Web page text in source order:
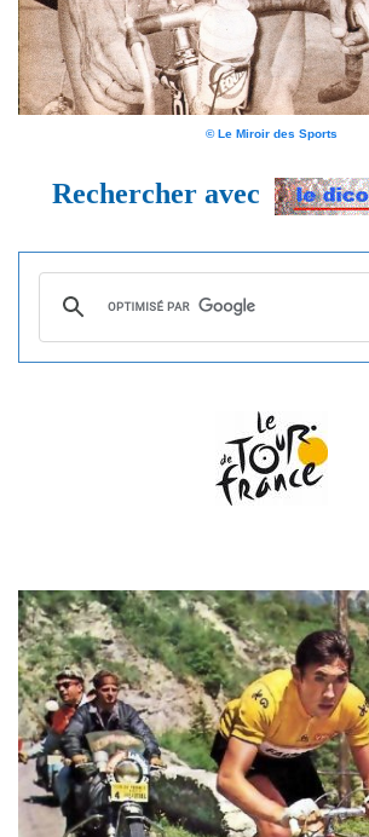
© Le Miroir des Sports
Rechercher avec